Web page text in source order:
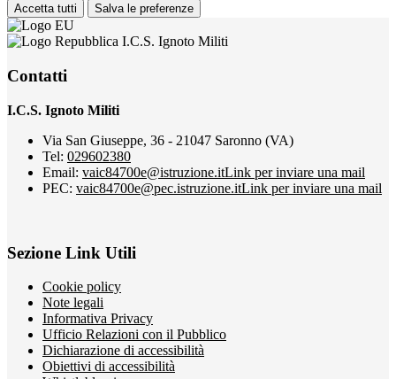
Accetta tutti Salva le preferenze
I.C.S. Ignoto Militi
Contatti
I.C.S. Ignoto Militi
Via San Giuseppe, 36 - 21047 Saronno (VA)
Tel: 029602380
Email: vaic84700e@istruzione.itLink per inviare una mail
PEC: vaic84700e@pec.istruzione.itLink per inviare una mail
Sezione Link Utili
Cookie policy
Note legali
Informativa Privacy
Ufficio Relazioni con il Pubblico
Dichiarazione di accessibilità
Obiettivi di accessibilità